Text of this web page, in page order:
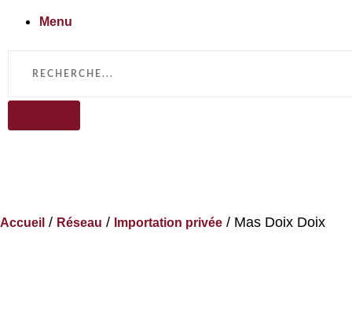
Menu
Accueil / Réseau / Importation privée / Mas Doix Doix